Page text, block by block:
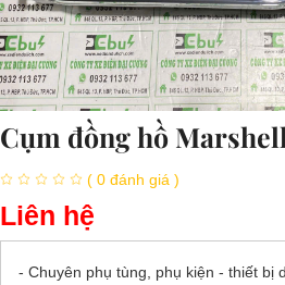
Cụm đồng hồ
( 0 đánh giá )
Liên hệ
- Chuyên phụ tùng, phụ kiện - thiết bị